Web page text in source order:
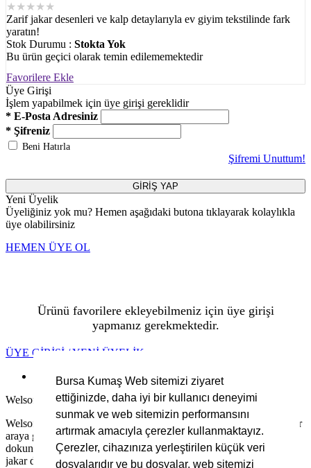
Bursa Kumaş Web sitemizi ziyaret
ettiğinizde, daha iyi bir kullanıcı deneyimi
sunmak ve web sitemizin performansını
artırmak amacıyla çerezler kullanmaktayız.
Çerezler, cihazınıza yerleştirilen küçük veri
dosyalarıdır ve bu dosyalar, web sitemizi
★★★★★
Zarif jakar desenleri ve kalp detaylarıyla ev giyim tekstilinde fark
yaratın!
Stok Durumu : Stokta Yok
Bu ürün geçici olarak temin edilememektedir
Favorilere Ekle
Üye Girişi
İşlem yapabilmek için üye girişi gereklidir
* E-Posta Adresiniz
* Şifreniz
Beni Hatırla
Şifremi Unuttum!
GİRİŞ YAP
Yeni Üyelik
Üyeliğiniz yok mu? Hemen aşağıdaki butona tıklayarak kolaylıkla
üye olabilirsiniz
HEMEN ÜYE OL
Ürünü favorilere ekleyebilmeniz için üye girişi
yapmanız gerekmektedir.
ÜYE GİRİŞİ / YENİ ÜYELİK
Ürün Açıklaması
Welsoft Jakarlı Kumaş
Welsoft Jakarlı kumaş, ev tekstilinde hem şıklığı hem de konforu bir
araya getiren benzersiz bir üründür. Yumuşacık dokusu sayesinde
dokunduğunuzda sizi sarıp sarmalayan bir his uyandırırken, estetik
jakar desenleriyle yaşam alanlarınıza zarafet katar. Özellikle